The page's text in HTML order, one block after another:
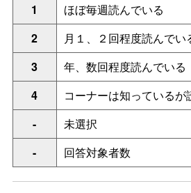
1
ほぼ毎週読んでいる
2
月１、２回程度読んでい
3
年、数回程度読んでいる
4
コーナーは知っている
-
未選択
-
回答対象者数